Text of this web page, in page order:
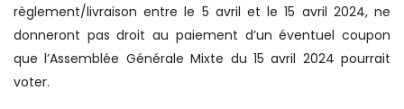
règlement/livraison entre le 5 avril et le 15 avril 2024, ne
donneront pas droit au paiement d’un éventuel coupon
que l’Assemblée Générale Mixte du 15 avril 2024 pourrait
voter.